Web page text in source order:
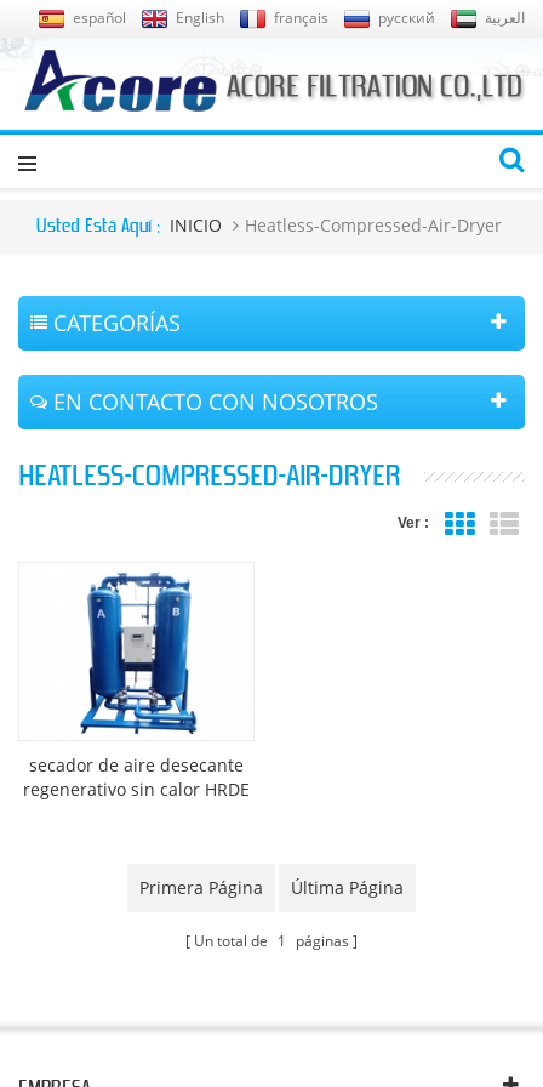
español English français русский العربية
Usted Está Aquí : INICIO Heatless-Compressed-Air-Dryer
CATEGORÍAS
EN CONTACTO CON NOSOTROS
HEATLESS-COMPRESSED-AIR-DRYER
Ver :
secador de aire desecante
regenerativo sin calor HRDE
Primera Página Última Página
Un total de 1 páginas